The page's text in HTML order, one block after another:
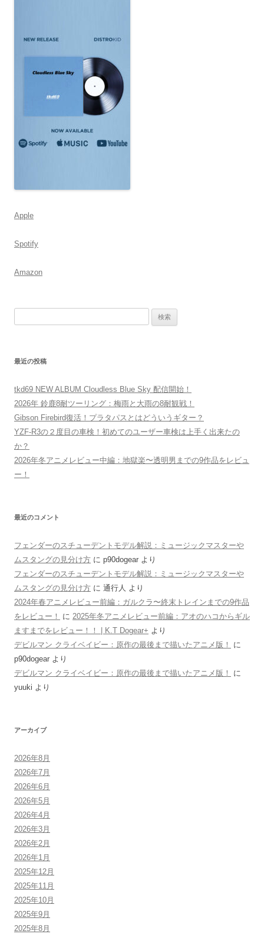
Apple
Spotify
Amazon
索:
最近の投稿
tkd69 NEW ALBUM Cloudless Blue Sky 配信開始！
2026年 鈴鹿8耐ツーリング：梅雨と大雨の8耐観戦！
Gibson Firebird復活！プラタパスとはどういうギター？
YZF-R3の２度目の車検！初めてのユーザー車検は上手く出来たの
か？
2026年冬アニメレビュー中編：地獄楽〜透明男までの9作品をレビュ
ー！
最近のコメント
フェンダーのスチューデントモデル解説：ミュージックマスターや
ムスタングの見分け方 に p90dogear より
フェンダーのスチューデントモデル解説：ミュージックマスターや
ムスタングの見分け方 に 通行人 より
2024年春アニメレビュー前編：ガルクラ〜終末トレインまでの9作品
をレビュー！
に 2025年冬アニメレビュー前編：アオのハコからギル
ますまでをレビュー！！ | K.T Dogear+ より
デビルマン クライベイビー：原作の最後まで描いたアニメ版！
に
p90dogear より
デビルマン クライベイビー：原作の最後まで描いたアニメ版！
に
yuuki より
アーカイブ
2026年8月
2026年7月
2026年6月
2026年5月
2026年4月
2026年3月
2026年2月
2026年1月
2025年12月
2025年11月
2025年10月
2025年9月
2025年8月